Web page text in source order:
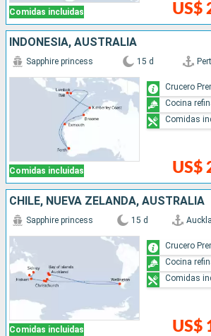
Comidas incluidas US$
INDONESIA, AUSTRALIA
Comidas incluidas
Sapphire princess 15 d
US$
Crucero
Cocina
Comidas
CHILE, NUEVA ZELANDA, AUSTRALIA
Comidas incluidas
Sapphire princess 15 d
US$
Crucero
Cocina
Comidas